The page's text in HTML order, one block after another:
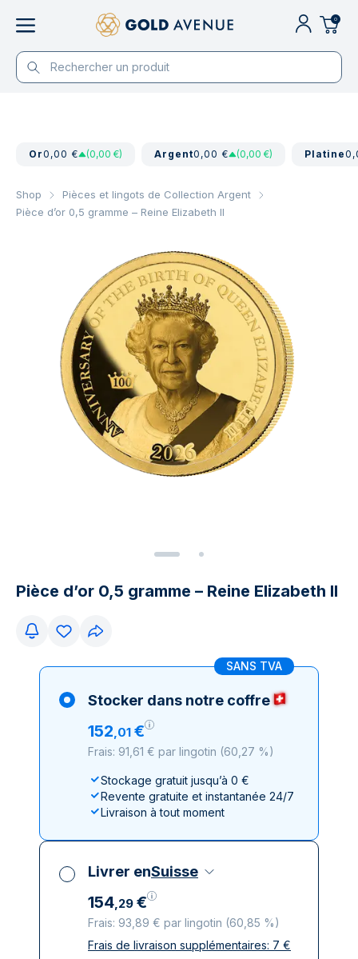
0
Or0,00 € (0,00 €) Argent0,00 € (0,00 €) Platine
Shop
Pièces et lingots de Collection Argent
Pièce d’or 0,5 gramme – Reine Elizabeth II
Pièce d’or 0,5 gramme – Reine Elizabeth II
SANS TVA
Stocker dans notre coffre
152,01 €
Frais: 91,61 € par lingotin (60,27 %)
Stockage gratuit jusqu’à 0 €
Revente gratuite et instantanée 24/7
Livraison à tout moment
Livrer enSuisse
154,29 €
Frais: 93,89 € par lingotin (60,85 %)
Toutes taxes comprises
Frais de livraison supplémentaires: 7 €